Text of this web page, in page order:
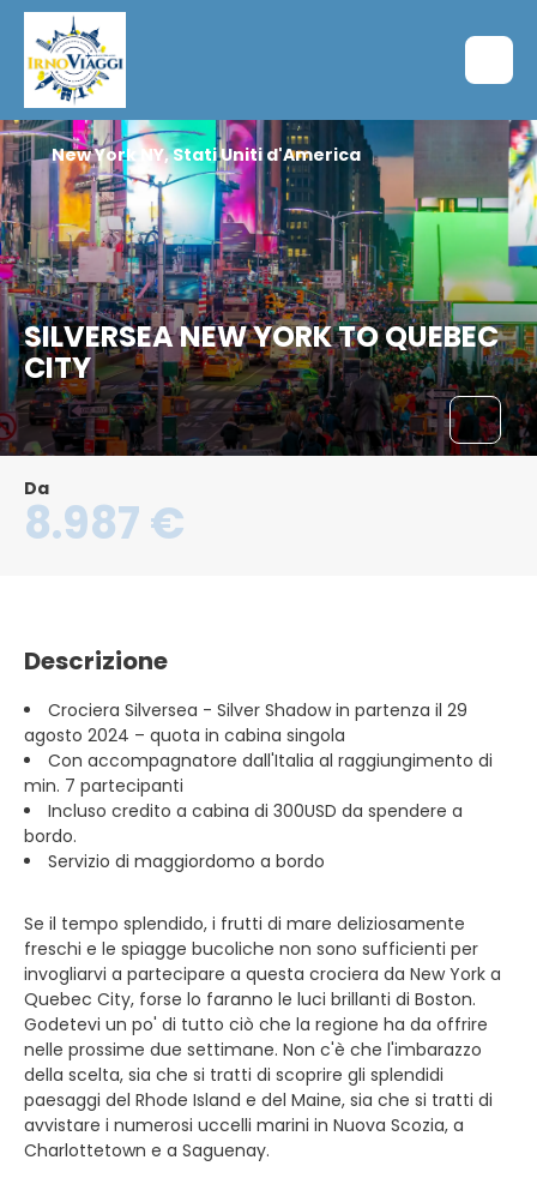
SILVERSEA NEW YORK TO QUEBEC
CITY
New York NY, Stati Uniti d'America
Da
8.987 €
Descrizione
Crociera Silversea - Silver Shadow in partenza il 29
agosto 2024 – quota in cabina singola
Con accompagnatore dall'Italia al raggiungimento di
min. 7 partecipanti
Incluso credito a cabina di 300USD da spendere a
bordo.
Servizio di maggiordomo a bordo
Se il tempo splendido, i frutti di mare deliziosamente
freschi e le spiagge bucoliche non sono sufficienti per
invogliarvi a partecipare a questa crociera da New York a
Quebec City, forse lo faranno le luci brillanti di Boston.
Godetevi un po' di tutto ciò che la regione ha da offrire
nelle prossime due settimane. Non c'è che l'imbarazzo
della scelta, sia che si tratti di scoprire gli splendidi
paesaggi del Rhode Island e del Maine, sia che si tratti di
avvistare i numerosi uccelli marini in Nuova Scozia, a
Charlottetown e a Saguenay.